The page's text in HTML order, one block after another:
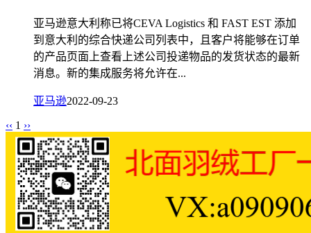
亚马逊意大利称已将CEVA Logistics 和 FAST EST 添加
到意大利的综合快递公司列表中，且客户将能够在订单
的产品页面上查看上述公司投递物品的发货状态的最新
消息。新的集成服务将允许在...
亚马逊2022-09-23
‹‹ 1 ››